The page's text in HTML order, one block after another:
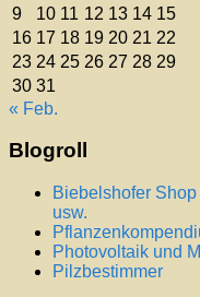
9
10 11 12 13 14 15
16 17 18 19 20 21 22
23 24 25 26 27 28 29
30 31
« Feb.
Blogroll
Biebelshofer
usw.
Photovoltaik und
Pilzbestimmer